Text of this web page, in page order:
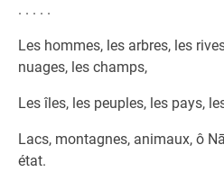
. . . . .
Les hommes, les arbres, les
nuages, les champs,
Les îles, les peuples, les pays,
Lacs, montagnes, animaux, ô
état.